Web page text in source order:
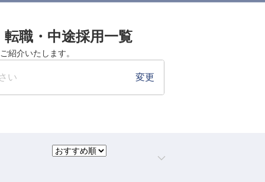
職・中途採用一覧
紹介いたします。
い 変更